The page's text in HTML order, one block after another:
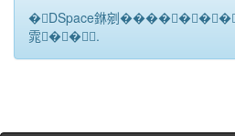
�DSpace銝剜
雿��.